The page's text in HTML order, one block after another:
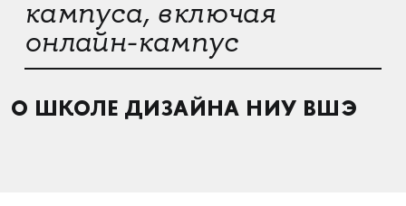
кампуса, включая
онлайн-кампус
О ШКОЛЕ ДИЗАЙНА НИУ ВШЭ